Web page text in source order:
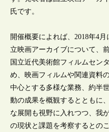
氏です。
開催概要によれば、2018年4月
立映画アーカイブについて、
国立近代美術館フィルムセン
め、映画フィルムや関連資料
中心とする多様な業務、約半
動の成果を概観するとともに
な展開も視野に入れつつ、我
の現状と課題を考察するとのこ